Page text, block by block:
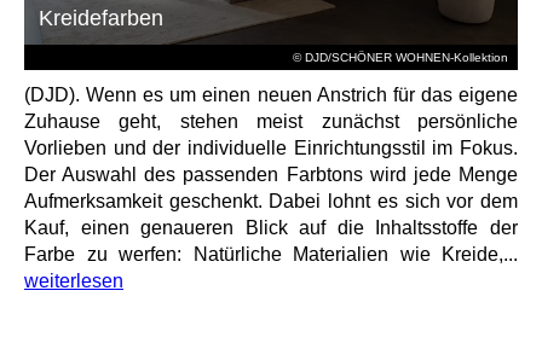
© DJD/SCHÖNER WOHNEN-Kollektion
Kreidefarben
(DJD). Wenn es um einen neuen Anstrich für das eigene
Zuhause geht, stehen meist zunächst persönliche
Vorlieben und der individuelle Einrichtungsstil im Fokus.
Der Auswahl des passenden Farbtons wird jede Menge
Aufmerksamkeit geschenkt. Dabei lohnt es sich vor dem
Kauf, einen genaueren Blick auf die Inhaltsstoffe der
Farbe zu werfen: Natürliche Materialien wie Kreide,...
weiterlesen